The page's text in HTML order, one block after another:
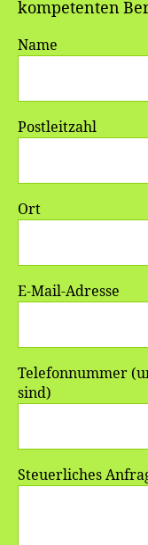
kompetenten
Name
Postleitzahl
Ort
E-Mail-Adresse
Telefonnummer
sind)
Steuerliches